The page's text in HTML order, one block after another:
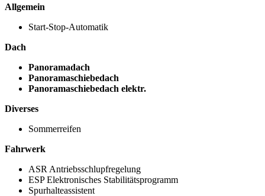
Allgemein
Start-Stop-Automatik
Dach
Panoramadach
Panoramaschiebedach
Panoramaschiebedach elektr.
Diverses
Sommerreifen
Fahrwerk
ASR Antriebsschlupfregelung
ESP Elektronisches Stabilitätsprogramm
Spurhalteassistent